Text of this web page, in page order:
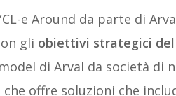
e Around da parte di
gli obiettivi strategici del
di Arval da società di
offre soluzioni che